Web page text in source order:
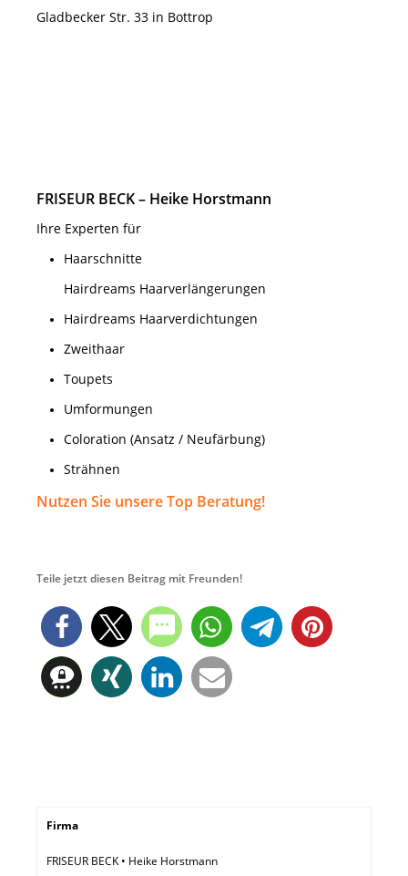
Gladbecker Str. 33 in Bottrop
FRISEUR BECK – Heike Horstmann
Ihre Experten für
Haarschnitte
Hairdreams Haarverlängerungen
Hairdreams Haarverdichtungen
Zweithaar
Toupets
Umformungen
Coloration (Ansatz / Neufärbung)
Strähnen
Nutzen Sie unsere Top Beratung!
Teile jetzt diesen Beitrag mit Freunden!
Firma
FRISEUR BECK • Heike Horstmann